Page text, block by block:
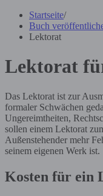
Startseite/
Buch
Lektorat
Lektorat
Das Lektorat ist zur
formaler Schwächen
Ungereimtheiten,
sollen einem Lektorat
Außenstehender mehr
seinem eigenen Werk ist.
Kosten für ein